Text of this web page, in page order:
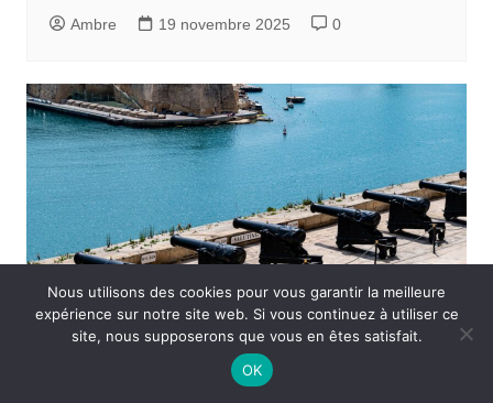
Ambre 19 novembre 2025 0
Nous utilisons des cookies pour vous garantir la meilleure
expérience sur notre site web. Si vous continuez à utiliser ce
site, nous supposerons que vous en êtes satisfait.
OK